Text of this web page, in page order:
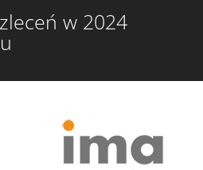
w 2024